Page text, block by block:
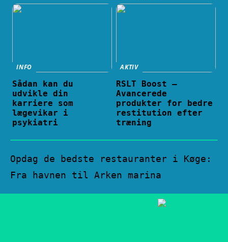
INFO
Sådan kan du
udvikle din
karriere som
lægevikar i
psykiatri
AKTIV
RSLT Boost –
Avancerede
produkter for bedre
restitution efter
træning
Opdag de bedste restauranter i Køge:
Fra havnen til Arken marina